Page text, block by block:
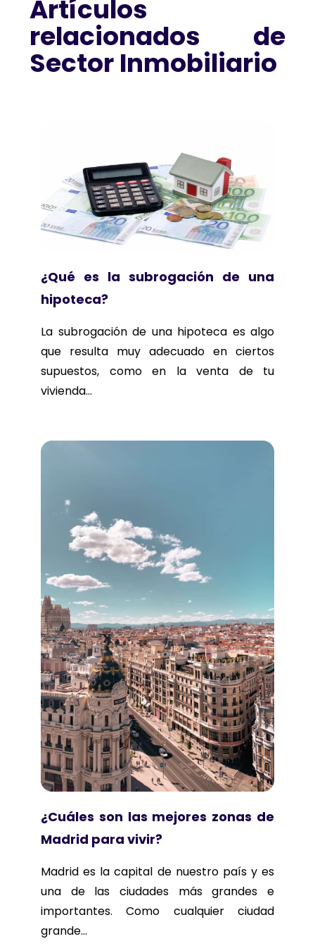
Artículos
relacionados de
Sector Inmobiliario
¿Qué es la subrogación de una
hipoteca?
La subrogación de una hipoteca es algo
que resulta muy adecuado en ciertos
supuestos, como en la venta de tu
vivienda...
¿Cuáles son las mejores zonas de
Madrid para vivir?
Madrid es la capital de nuestro país y es
una de las ciudades más grandes e
importantes. Como cualquier ciudad
grande...